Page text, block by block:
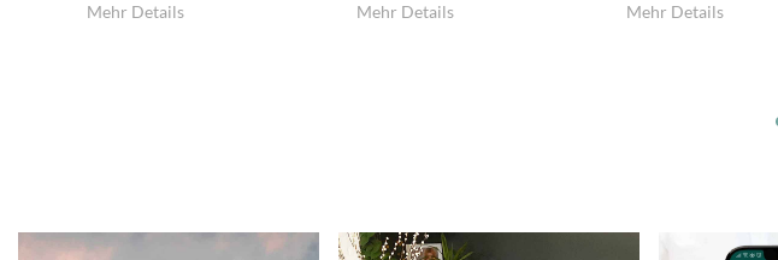
Mehr Details Mehr Details Mehr Details